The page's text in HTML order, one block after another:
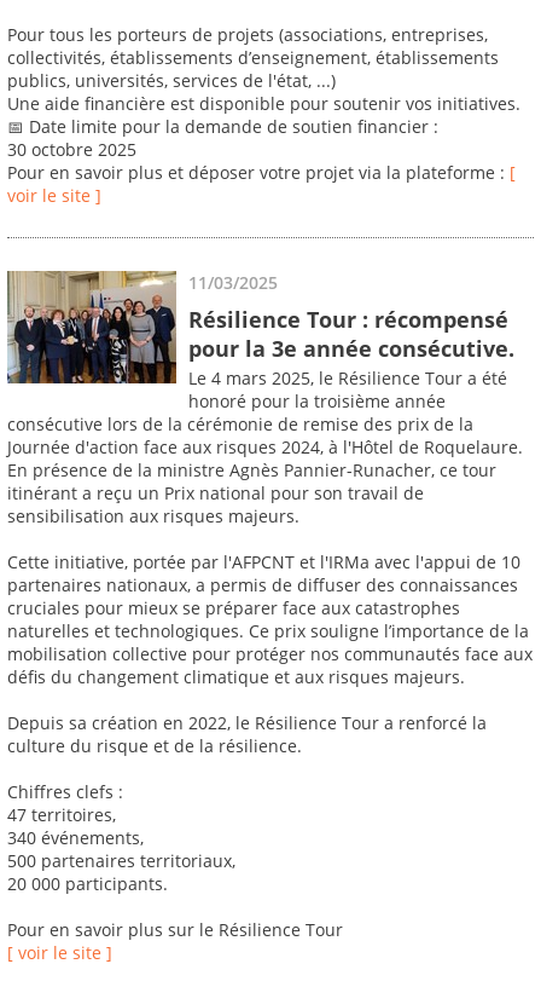
Pour tous les porteurs de projets (associations, entreprises,
collectivités, établissements d’enseignement, établissements
publics, universités, services de l'état, ...)
Une aide financière est disponible pour soutenir vos initiatives.
📅 Date limite pour la demande de soutien financier :
30 octobre 2025
Pour en savoir plus et déposer votre projet via la plateforme : [
voir le site ]
11/03/2025
Résilience Tour : récompensé
pour la 3e année consécutive.
Le 4 mars 2025, le Résilience Tour a été
honoré pour la troisième année
consécutive lors de la cérémonie de remise des prix de la
Journée d'action face aux risques 2024, à l'Hôtel de Roquelaure.
En présence de la ministre Agnès Pannier-Runacher, ce tour
itinérant a reçu un Prix national pour son travail de
sensibilisation aux risques majeurs.
Cette initiative, portée par l'AFPCNT et l'IRMa avec l'appui de 10
partenaires nationaux, a permis de diffuser des connaissances
cruciales pour mieux se préparer face aux catastrophes
naturelles et technologiques. Ce prix souligne l’importance de la
mobilisation collective pour protéger nos communautés face aux
défis du changement climatique et aux risques majeurs.
Depuis sa création en 2022, le Résilience Tour a renforcé la
culture du risque et de la résilience.
Chiffres clefs :
47 territoires,
340 événements,
500 partenaires territoriaux,
20 000 participants.
Pour en savoir plus sur le Résilience Tour
[ voir le site ]